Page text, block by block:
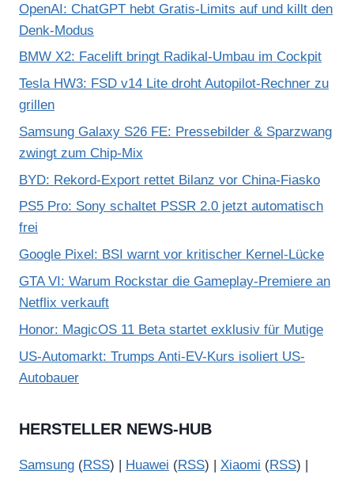
OpenAI: ChatGPT hebt Gratis-Limits auf und killt den
Denk-Modus
BMW X2: Facelift bringt Radikal-Umbau im Cockpit
Tesla HW3: FSD v14 Lite droht Autopilot-Rechner zu
grillen
Samsung Galaxy S26 FE: Pressebilder & Sparzwang
zwingt zum Chip-Mix
BYD: Rekord-Export rettet Bilanz vor China-Fiasko
PS5 Pro: Sony schaltet PSSR 2.0 jetzt automatisch
frei
Google Pixel: BSI warnt vor kritischer Kernel-Lücke
GTA VI: Warum Rockstar die Gameplay-Premiere an
Netflix verkauft
Honor: MagicOS 11 Beta startet exklusiv für Mutige
US-Automarkt: Trumps Anti-EV-Kurs isoliert US-
Autobauer
HERSTELLER NEWS-HUB
Samsung (RSS) | Huawei (RSS) | Xiaomi (RSS) |